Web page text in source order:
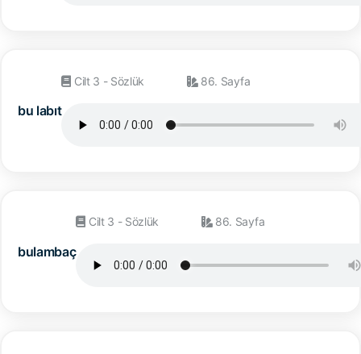
bu labıt
Cilt 3 - Sözlük 86. Sayfa
bulambaç
Cilt 3 - Sözlük 86. Sayfa